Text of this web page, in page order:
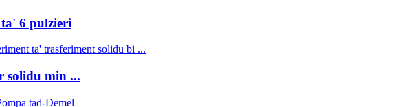
6 pulzieri
solidu min ...